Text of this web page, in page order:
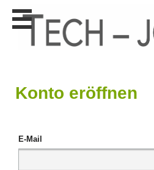
Stellen
Personalberatungen
WERBUNG
publizieren
Konto eröffnen
E-Mail